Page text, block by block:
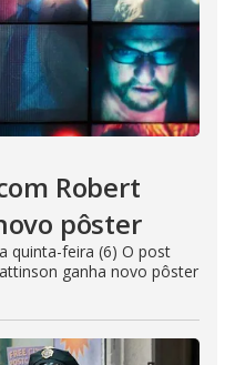
Robert
pôster
quinta-feira (6) O post
ganha novo pôster